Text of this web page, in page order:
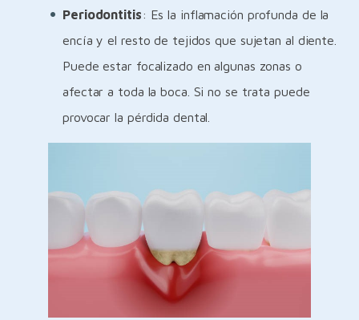
Periodontitis: Es la inflamación profunda de la
encía y el resto de tejidos que sujetan al diente.
Puede estar focalizado en algunas zonas o
afectar a toda la boca. Si no se trata puede
provocar la pérdida dental.